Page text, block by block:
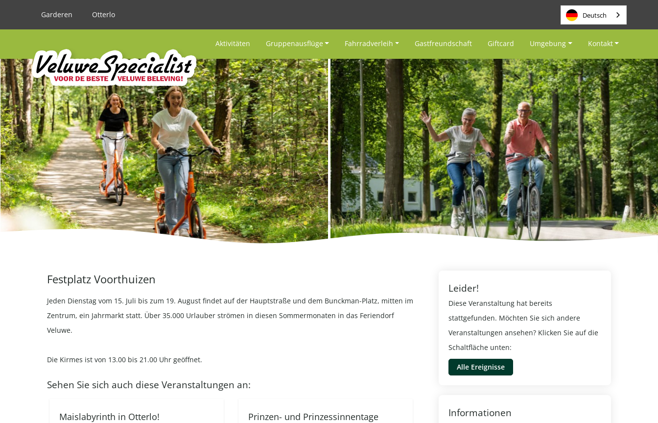
Garderen Otterlo Deutsch
Aktivitäten Gruppenausflüge Fahrradverleih Gastfreundschaft Giftcard Umgebung Kontakt
Festplatz Voorthuizen
Jeden Dienstag vom 15. Juli bis zum 19. August findet auf der Hauptstraße und dem Bunckman-Platz, mitten im
Zentrum, ein Jahrmarkt statt. Über 35.000 Urlauber strömen in diesen Sommermonaten in das Feriendorf
Veluwe.
Die Kirmes ist von 13.00 bis 21.00 Uhr geöffnet.
Sehen Sie sich auch diese Veranstaltungen an:
Maislabyrinth in Otterlo! Prinzen- und Prinzessinnentage Radtour durch die wilde Veluwe
Leider!
Diese Veranstaltung hat bereits
stattgefunden. Möchten Sie sich andere
Veranstaltungen ansehen? Klicken Sie auf die
Schaltfläche unten:
Alle Ereignisse
Informationen